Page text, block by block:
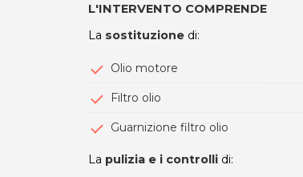
L'INTERVENTO COMPRENDE
La sostituzione di:
Olio motore
Filtro olio
Guarnizione filtro olio
La pulizia e i controlli di: